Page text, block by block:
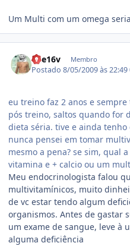
Um Multi com um omega
rice16v Membro
Postado8/05/2009 às 22:49
eu treino faz 2 anos e
pós treino, saltos quando for
dieta séria. tive e ainda
nunca pensei em tomar
mesmo a pena? se sim, qual
vitamina e + calcio ou um
Meu endocrinologista falou
multivitamínicos, muito
de vc estar tendo algum
organismos. Antes de gastar
um exame de sangue, leve à
alguma deficiência